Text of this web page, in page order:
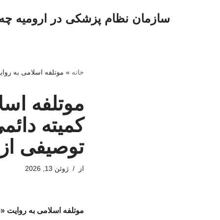
سازمان نظام پزشکی در ارومیه
خانه » موتلفه اسلامی به
موتلفه
کمیته
توصیفی
از ژوئن 13, 2026
موتلفه اسلامی به